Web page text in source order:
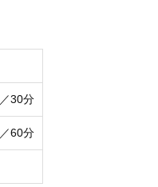
30分
60分